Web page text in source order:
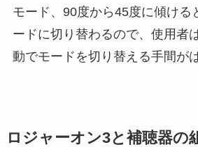
モード、90度から45度に傾ける
ードに切り替わるので、使用者
動でモードを切り替える手間が
ロジャーオン3と補聴器の